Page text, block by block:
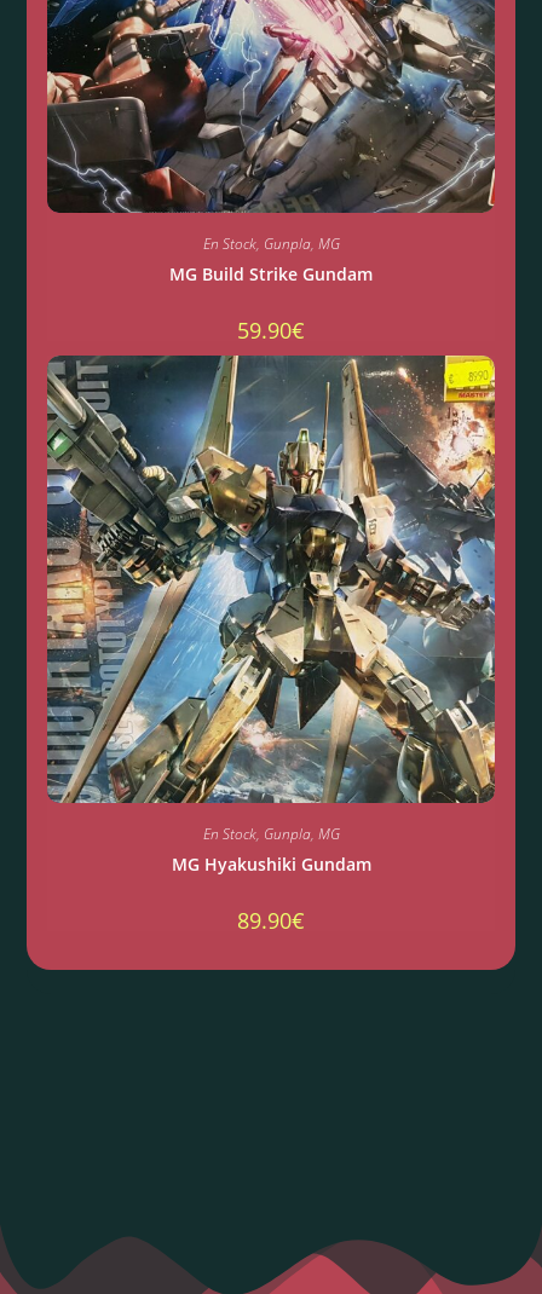
En Stock, Gunpla, MG
MG Build Strike Gundam
59.90€
En Stock, Gunpla, MG
MG Hyakushiki Gundam
89.90€